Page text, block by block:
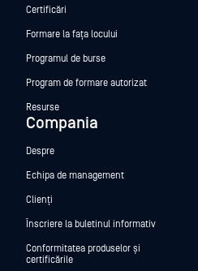
Certificări
Formare la fața locului
Programul de burse
Program de formare autorizat
Resurse
Compania
Despre
Echipa de management
Clienți
Înscriere la buletinul informativ
Conformitatea produselor și
certificările